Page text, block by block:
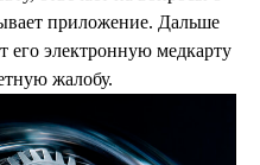
приложение. Дальше
его электронную медкарту
жалобу.